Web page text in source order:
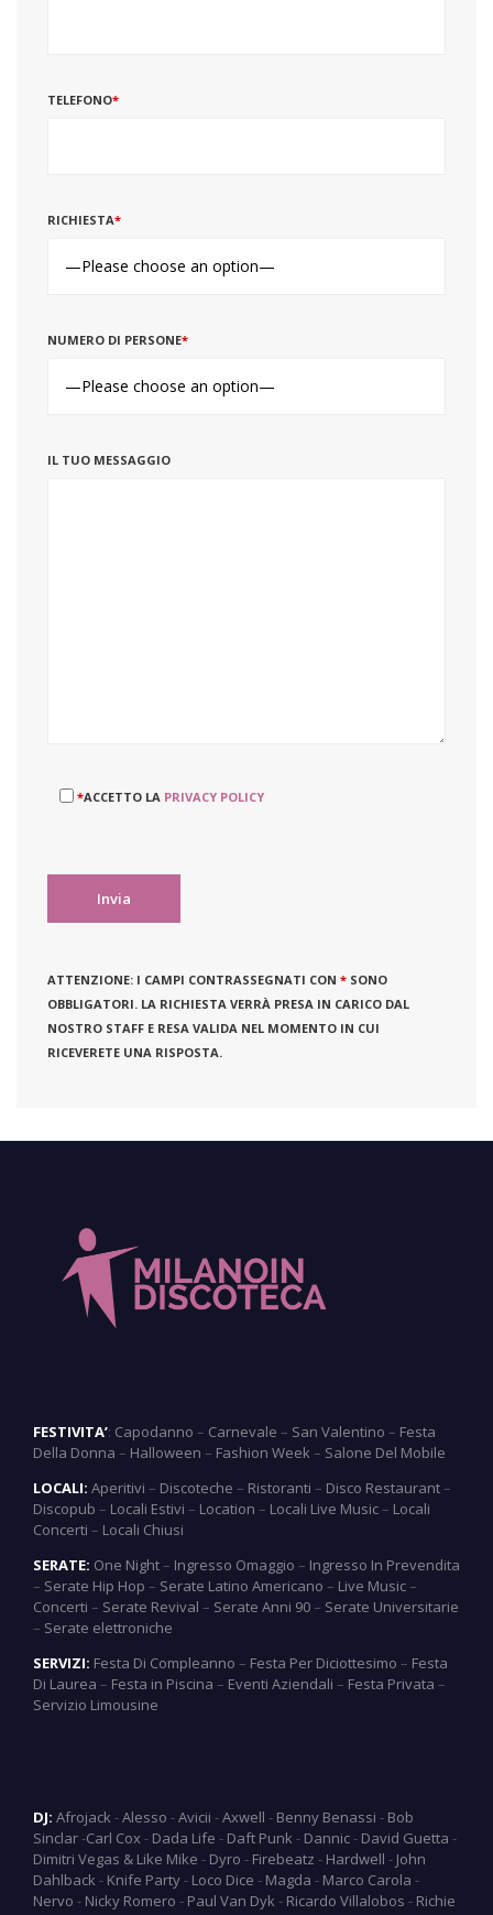
TELEFONO*
RICHIESTA*
NUMERO DI PERSONE*
IL TUO MESSAGGIO
*ACCETTO LA PRIVACY POLICY
ATTENZIONE: I CAMPI CONTRASSEGNATI CON * SONO
OBBLIGATORI. LA RICHIESTA VERRÀ PRESA IN CARICO DAL
NOSTRO STAFF E RESA VALIDA NEL MOMENTO IN CUI
RICEVERETE UNA RISPOSTA.
FESTIVITA’: Capodanno – Carnevale – San Valentino – Festa
Della Donna – Halloween – Fashion Week – Salone Del Mobile
LOCALI: Aperitivi – Discoteche – Ristoranti – Disco Restaurant–
Discopub – Locali Estivi – Location – Locali Live Music– Locali
Concerti – Locali Chiusi
SERATE: One Night– Ingresso Omaggio – Ingresso In Prevendita
– Serate Hip Hop – Serate Latino Americano – Live Music–
Concerti – Serate Revival – Serate Anni 90– Serate Universitarie
– Serate elettroniche
SERVIZI: Festa Di Compleanno – Festa Per Diciottesimo – Festa
Di Laurea – Festa in Piscina – Eventi Aziendali – Festa Privata –
Servizio Limousine
DJ: Afrojack -Alesso -Avicii -Axwell - Benny Benassi - Bob
Sinclar-Carl Cox - Dada Life - Daft Punk - Dannic- David Guetta -
Dimitri Vegas & Like Mike - Dyro - Firebeatz - Hardwell - John
Dahlback - Knife Party- Loco Dice - Magda - Marco Carola -
Nervo - Nicky Romero - Paul Van Dyk - Ricardo Villalobos - Richie